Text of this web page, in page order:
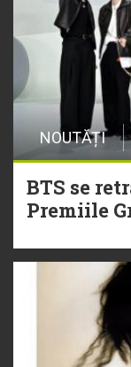
NOUTĂȚI
BTS se
Premiile